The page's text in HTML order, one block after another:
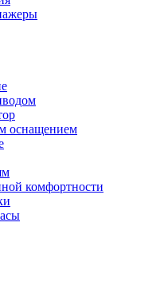
оснащением
комфортности